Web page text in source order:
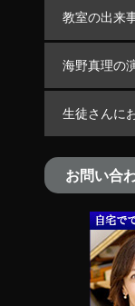
教室の出来
海野真理の
生徒さんに
お問い合